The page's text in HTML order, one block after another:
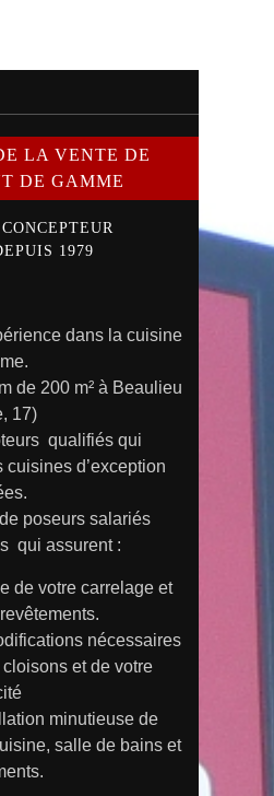
LA VENTE DE
DE GAMME
1979
dans la cuisine
de 200 m² à Beaulieu
17)
qualifiés qui
cuisines d’exception
poseurs salariés
qui assurent :
de votre carrelage et
nécessaires
et de votre
minutieuse de
salle de bains et